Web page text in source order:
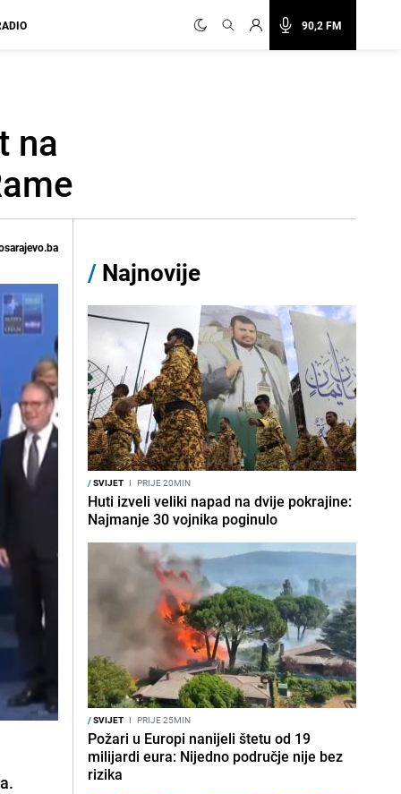
90,2 FM
na
/ Najnovije
/SVIJET I PRIJE 20MIN
Huti izveli veliki napad na dvije pokrajine:
Najmanje 30 vojnika poginulo
/SVIJET I PRIJE 25MIN
Požari u Europi nanijeli štetu od 19
milijardi eura: Nijedno područje nije bez
rizika